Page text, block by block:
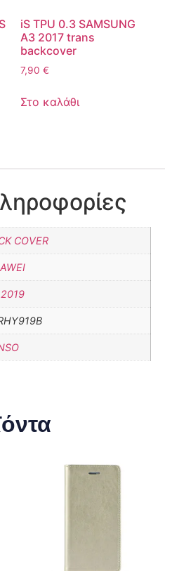
iS TPU 0.3 SAMSUNG
A3 2017 trans
backcover
7,90 €
Στο καλάθι
COVER